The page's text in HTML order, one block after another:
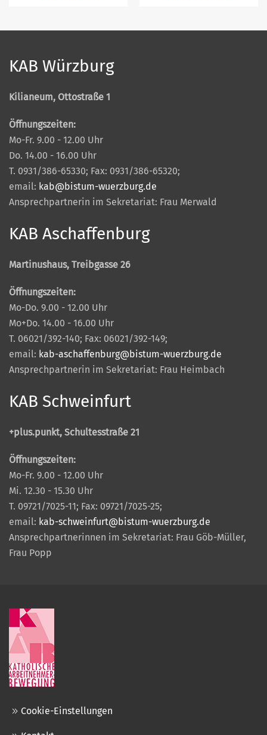
KAB Würzburg
Kilianeum, Ottostraße 1
Öffnungszeiten:
Mo-Fr. 9.00 - 12.00 Uhr
Do. 14.00 - 16.00 Uhr
T. 0931/386-65330; Fax: 0931/386-65320;
email: kab@bistum-wuerzburg.de
Ansprechpartnerin im Sekretariat: Frau Merwald
KAB Aschaffenburg
Martinushaus, Treibgasse 26
Öffnungszeiten:
Mo-Do. 9.00 - 12.00 Uhr
Mo+Do. 14.00 - 16.00 Uhr
T. 06021/392-140; Fax: 06021/392-149;
email: kab-aschaffenburg@bistum-wuerzburg.de
Ansprechpartnerin im Sekretariat: Frau Heimbach
KAB Schweinfurt
+plus.punkt, Schultesstraße 21
Öffnungszeiten:
Mo-Fr. 9.00 - 12.00 Uhr
Mi. 12.30 - 15.30 Uhr
T. 09721/7025-11; Fax: 09721/7025-25;
email: kab-schweinfurt@bistum-wuerzburg.de
Ansprechpartnerinnen im Sekretariat: Frau Göb-Müller,
Frau Popp
Cookie-Einstellungen